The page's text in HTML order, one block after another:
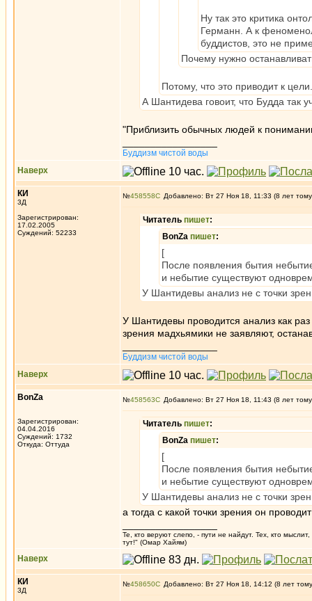
Ну так это критика
Германн. А к
буддистов, это не
Почему нужно
Потому, что это приводит к
А Шантидева говоит, что Будда так
"Приблизить обычных людей к
Буддизм чистой воды
Наверх
КИ
3Д
Зарегистрирован:
17.02.2005
Суждений: 52233
№458558 Добавлено: Вт 27 Ноя 18, 11:33 (8 лет
Читатель пишет:
BonZa пишет:
[
После появления бытия
и небытие существуют
У Шантидевы анализ не с точки
У Шантидевы проводится анализ как
зрения мадхьямики не заявляют,
Буддизм чистой воды
Наверх
BonZa
Зарегистрирован:
04.04.2016
Суждений: 1732
Откуда: Oттyдa
№458563 Добавлено: Вт 27 Ноя 18, 11:43 (8 лет
Читатель пишет:
BonZa пишет:
[
После появления бытия
и небытие существуют
У Шантидевы анализ не с точки
а тогда с какой точки зрения он
Те, кто веруют слепо, - пути не найдут. Тех, кто
тут!" (Омар Хайям)
Наверх
КИ
3Д
№458650 Добавлено: Вт 27 Ноя 18, 14:12 (8 лет